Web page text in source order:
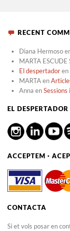
RECENT
Diana Hermoso
MARTA ESCUDE
El despertadoren
MARTAen
Anna enSessions
EL DESPERTADOR
ACCEPTEM ·
CONTACTA
Si et vols posar en